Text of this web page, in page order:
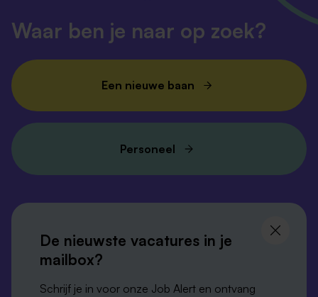
Waar ben je naar op zoek?
Een nieuwe baan
Personeel
blijf op de hoogte
De nieuwste vacatures in je
mailbox?
Schrijf je in voor onze Job Alert en ontvang